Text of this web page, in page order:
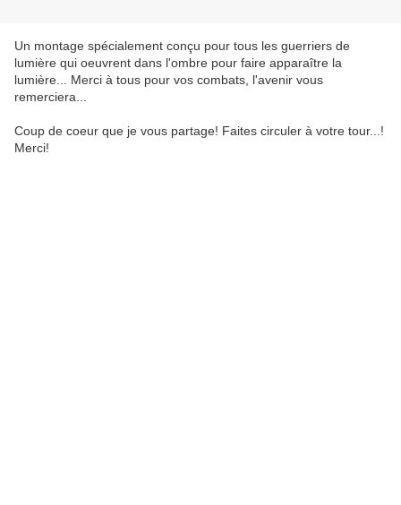
Un montage spécialement conçu pour tous les guerriers de
lumière qui oeuvrent dans l'ombre pour faire apparaître la
lumière... Merci à tous pour vos combats, l'avenir vous
remerciera...
Coup de coeur que je vous partage! Faites circuler à votre tour...!
Merci!